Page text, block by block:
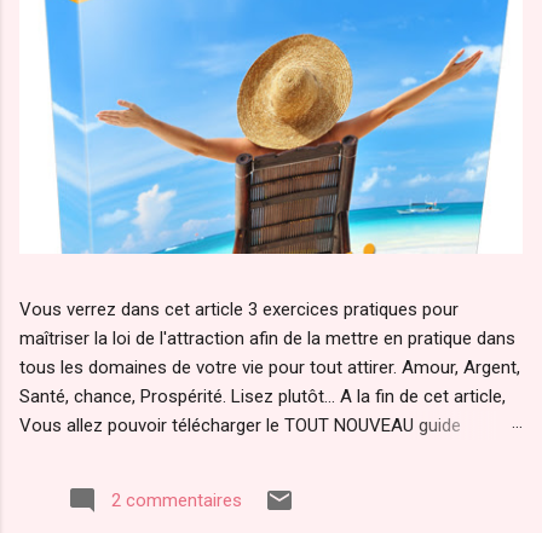
Vous verrez dans cet article 3 exercices pratiques pour
maîtriser la loi de l'attraction afin de la mettre en pratique dans
tous les domaines de votre vie pour tout attirer. Amour, Argent,
Santé, chance, Prospérité. Lisez plutôt... A la fin de cet article,
Vous allez pouvoir télécharger le TOUT NOUVEAU guide
d'attraction afin d'attirer Instantanément TOUT ce que Vous
diésiez dans votre vie. Qu’est ce que "le secret" de la loi de
2 commentaires